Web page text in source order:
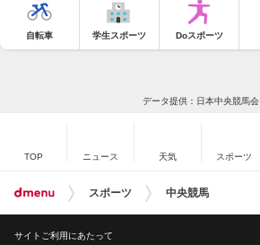
自転車 学生スポーツ Doスポーツ
データ提供：日本中央競馬会
TOP ニュース 天気 スポーツ
スポーツ 中央競馬
サイトご利用にあたって